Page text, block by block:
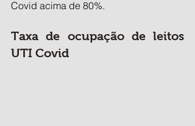
Covid acima de 80%.
Taxa de ocupação de leitos
UTI Covid